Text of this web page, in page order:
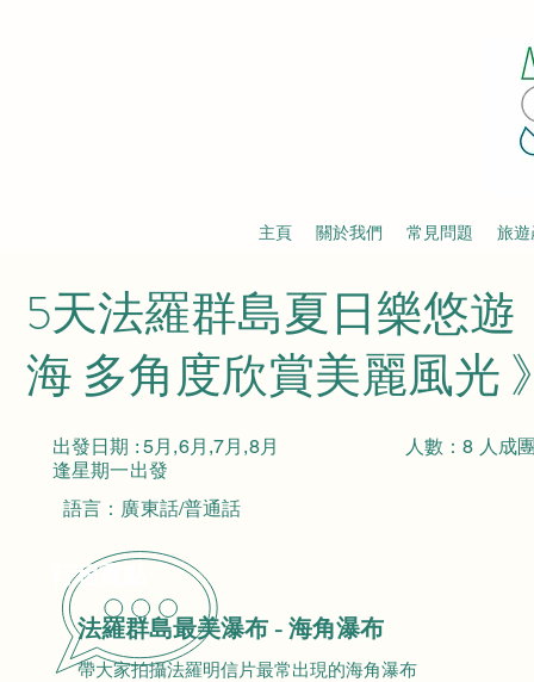
主頁 關於我們 常見問題 旅
5天法羅群島夏日樂悠
海 多角度欣賞美麗風光
出發日期 : 5月,6月,7月,8月
​逢星期一出發
人數：8 人成
語言：廣東話/普通話
行程重點
法羅群島最美瀑布 - 海角瀑布
帶大家拍攝法羅明信片最常出現的海角瀑布